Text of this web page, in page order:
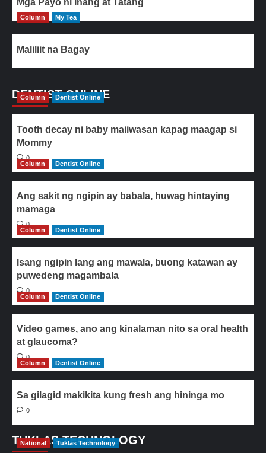
Mga Payo ni Inang at Tatang
Column My Tea
Maliliit na Bagay
DENTIST ONLINE
Column Dentist Online
Tooth decay ni baby maiiwasan kapag maagap si
Mommy
0
Column
Dentist Online
Ang sakit ng ngipin ay babala, huwag hintaying
mamaga
0
Column
Dentist Online
Isang ngipin lang ang mawala, buong katawan ay
puwedeng magambala
0
Column
Dentist Online
Video games, ano ang kinalaman nito sa oral health
at glaucoma?
0
Column
Dentist Online
Sa gilagid makikita kung fresh ang hininga mo
0
TUKLAS TECHNOLOGY
National Tuklas Technology